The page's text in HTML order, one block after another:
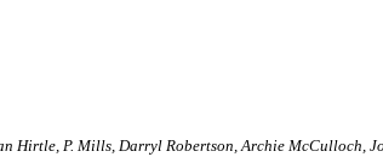
Hirtle, P. Mills, Darryl Robertson, Archie McCulloch,